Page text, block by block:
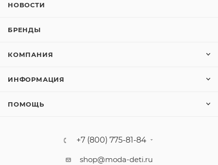
НОВОСТИ
БРЕНДЫ
КОМПАНИЯ
ИНФОРМАЦИЯ
ПОМОЩЬ
+7 (800) 775-81-84
shop@moda-deti.ru